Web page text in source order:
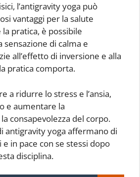
l’antigravity yoga può
vantaggi per la salute
pratica, è possibile
di calma e
all’effetto di inversione e alla
pratica comporta.
a ridurre lo stress e l’ansia,
e aumentare la
consapevolezza del corpo.
antigravity yoga affermano di
in pace con se stessi dopo
disciplina.